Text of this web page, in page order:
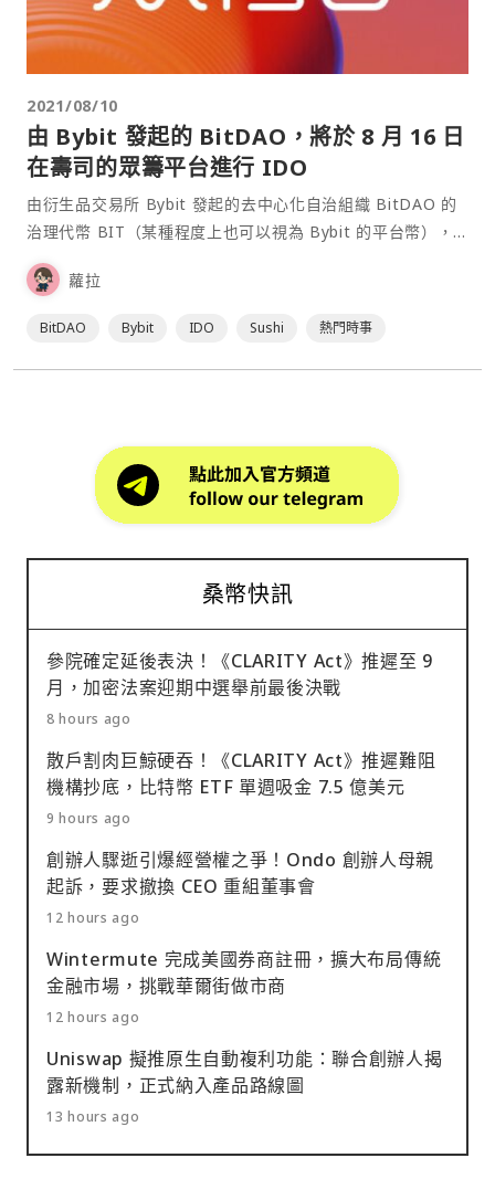
2021/08/10
由 Bybit 發起的 BitDAO，將於 8 月 16 日
在壽司的眾籌平台進行 IDO
由衍生品交易所 Bybit 發起的去中心化自治組織 BitDAO 的
治理代幣 BIT（某種程度上也可以視為 Bybit 的平台幣），
將於 8 月 16 日台灣時間晚上 9 點在 Sushiswap 的募資平台
Miso 上進行 IDO 眾籌。 眾籌規則採荷蘭式拍賣，共 200M
蘿拉
BitDAO Bybit IDO Sushi 熱門時事
桑幣快訊
參院確定延後表決！《CLARITY Act》推遲至 9
月，加密法案迎期中選舉前最後決戰
8 hours ago
散戶割肉巨鯨硬吞！《CLARITY Act》推遲難阻
機構抄底，比特幣 ETF 單週吸金 7.5 億美元
9 hours ago
創辦人驟逝引爆經營權之爭！Ondo 創辦人母親
起訴，要求撤換 CEO 重組董事會
12 hours ago
Wintermute 完成美國券商註冊，擴大布局傳統
金融市場，挑戰華爾街做市商
12 hours ago
Uniswap 擬推原生自動複利功能：聯合創辦人揭
露新機制，正式納入產品路線圖
13 hours ago